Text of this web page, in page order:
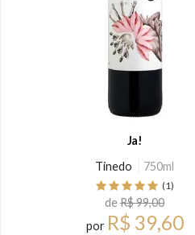
Ja!
Tinedo
750ml
(1)
deR$ 99,00
por R$ 39,60